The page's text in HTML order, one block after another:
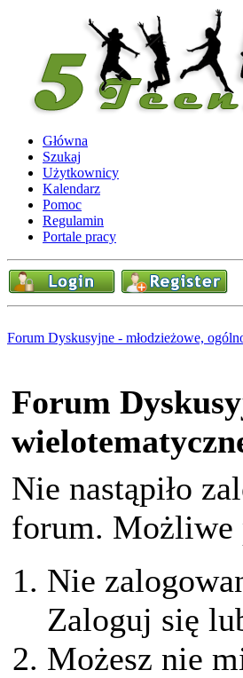
Główna
Szukaj
Użytkownicy
Kalendarz
Pomoc
Regulamin
Portale pracy
Forum Dyskusyjne - młodzieżowe,
Forum
Nie nastąpiło
forum. Możliwe
Nie
Zaloguj się
Możesz nie